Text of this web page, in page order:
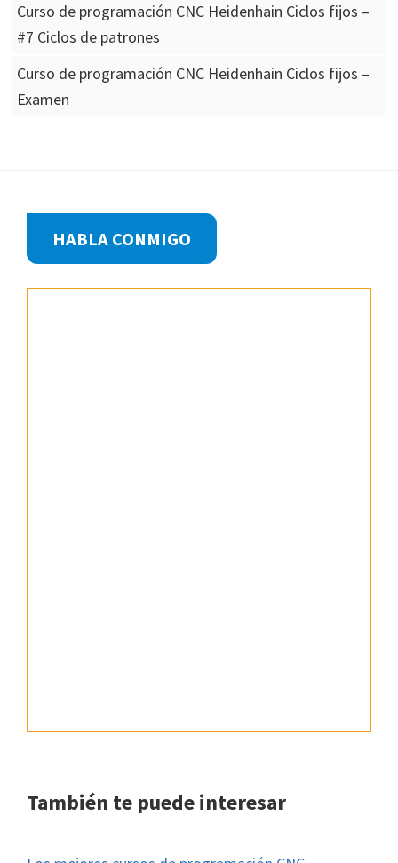
Curso de programación CNC Heidenhain Ciclos fijos –
#7 Ciclos de patrones
Curso de programación CNC Heidenhain Ciclos fijos –
Examen
FooterHABLA CONMIGO
También te puede interesar